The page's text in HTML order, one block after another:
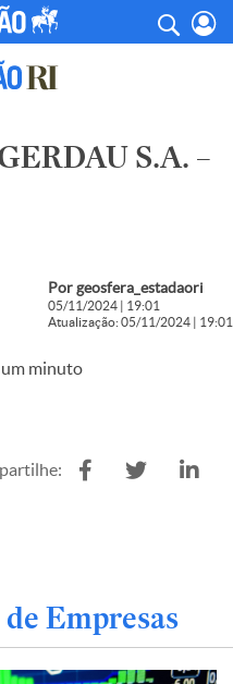
S.A. –
Por geosfera_estadaori
05/11/2024 | 19:01
Atualização: 05/11/2024 | 19:01
minuto
Empresas